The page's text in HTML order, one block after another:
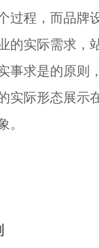
过程，而品牌
的实际需求，
事求是的原则
实际形态展示